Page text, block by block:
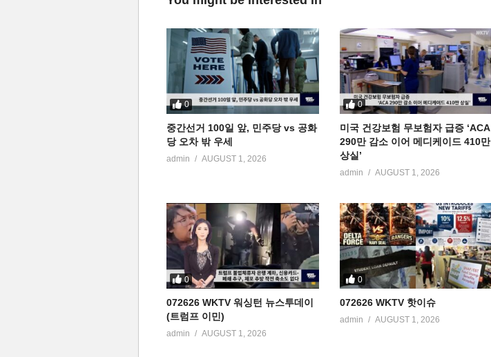
0
중간선거 100일 앞, 민주당 vs 공화
당 오차 밖 우세
admin AUGUST 1, 2026
0
미국 건강보험 무보험자 급증 ‘ACA
290만 감소 이어 메디케이드 410만
상실’
admin AUGUST 1, 2026
0
072626 WKTV 워싱턴 뉴스투데이
(트럼프 이민)
admin AUGUST 1, 2026
0
072626 WKTV 핫이슈
admin AUGUST 1, 2026